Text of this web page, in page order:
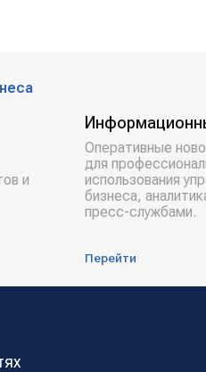
и
Оперативные
для
использования
бизнеса,
пресс-службами.
Перейти